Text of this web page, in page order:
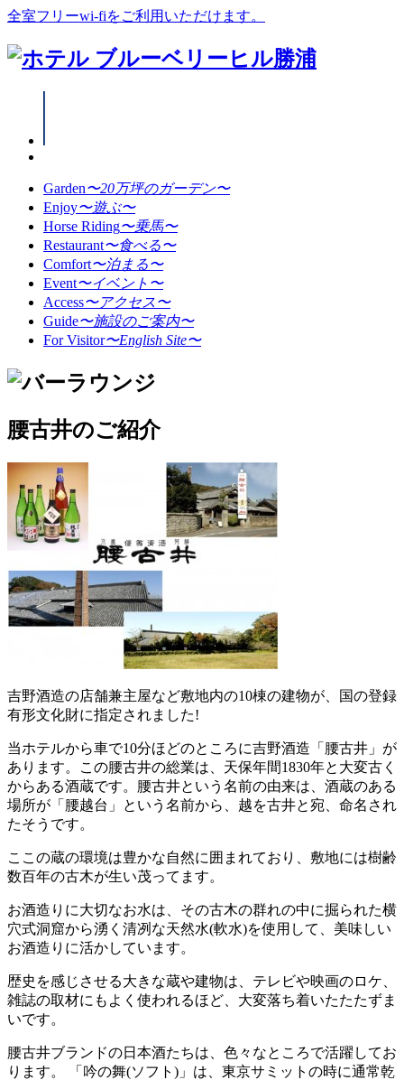
全室フリーwi-fiをご利用いただけます。
Garden〜20万坪のガーデン〜
Enjoy〜遊ぶ〜
Horse Riding〜乗馬〜
Restaurant〜食べる〜
Comfort〜泊まる〜
Event〜イベント〜
Access〜アクセス〜
Guide〜施設のご案内〜
For Visitor〜English Site〜
腰古井のご紹介
吉野酒造の店舗兼主屋など敷地内の10棟の建物が、国の登録
有形文化財に指定されました!
当ホテルから車で10分ほどのところに吉野酒造「腰古井」が
あります。この腰古井の総業は、天保年間1830年と大変古く
からある酒蔵です。腰古井という名前の由来は、酒蔵のある
場所が「腰越台」という名前から、越を古井と宛、命名され
たそうです。
ここの蔵の環境は豊かな自然に囲まれており、敷地には樹齢
数百年の古木が生い茂ってます。
お酒造りに大切なお水は、その古木の群れの中に掘られた横
穴式洞窟から湧く清冽な天然水(軟水)を使用して、美味しい
お酒造りに活かしています。
歴史を感じさせる大きな蔵や建物は、テレビや映画のロケ、
雑誌の取材にもよく使われるほど、大変落ち着いたたたずま
いです。
腰古井ブランドの日本酒たちは、色々なところで活躍してお
ります。 「吟の舞(ソフト)」は、東京サミットの時に通常乾